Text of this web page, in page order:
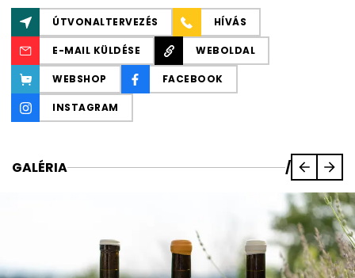
ÚTVONALTERVEZÉS HÍVÁS
E-MAIL KÜLDÉSE WEBOLDAL
WEBSHOP FACEBOOK
INSTAGRAM
GALÉRIA /